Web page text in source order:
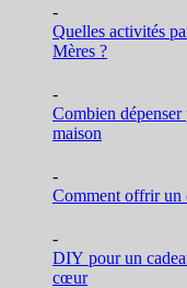
-
Quelles activités
Mères ?
-
Combien dépenser
maison
-
Comment offrir un
-
DIY pour un
cœur